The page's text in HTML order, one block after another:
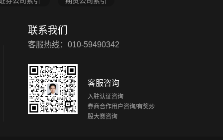
联系我们
客服热线：010-59490342
客服咨询
入驻认证咨询
券商合作用户咨询/有奖炒
股大赛咨询